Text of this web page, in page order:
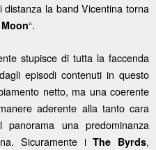
la band Vicentina torna
“.
stupisce di tutta la faccenda
episodi contenuti in questo
netto, ma una coerente
aderente alla tanto cara
panorama una predominanza
Sicuramente iThe Byrds,